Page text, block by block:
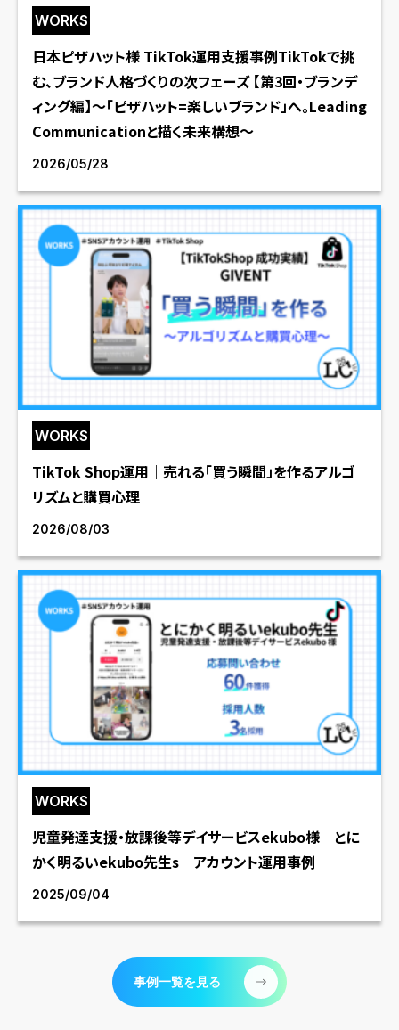
WORKS
日本ピザハット様 TikTok運用支援事例TikTokで挑
む、ブランド人格づくりの次フェーズ 【第3回・ブランデ
ィング編】〜「ピザハット=楽しいブランド」へ。Leading
Communicationと描く未来構想〜
2026/05/28
WORKS
TikTok Shop運用｜売れる「買う瞬間」を作るアルゴ
リズムと購買心理
2026/08/03
WORKS
児童発達支援・放課後等デイサービスekubo様 とに
かく明るいekubo先生s アカウント運用事例
2025/09/04
事例一覧を見る